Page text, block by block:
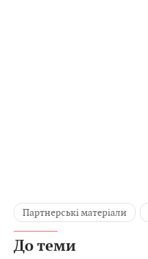
Партнерські матеріали
До теми